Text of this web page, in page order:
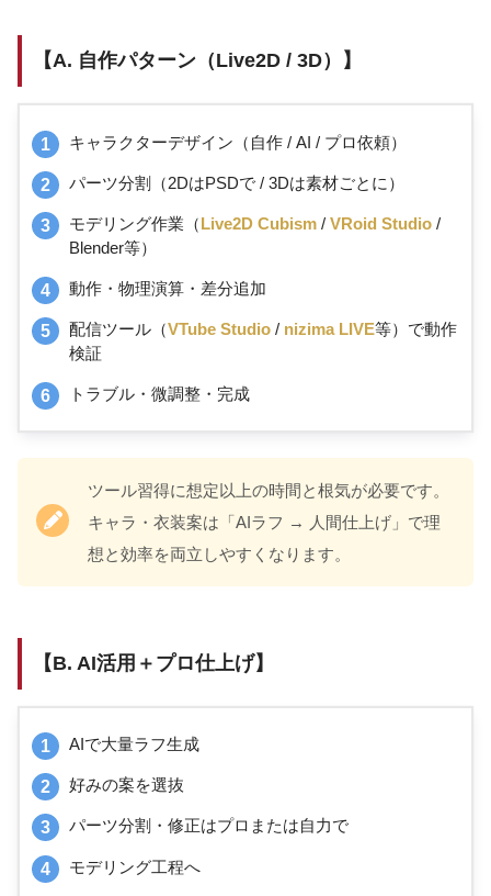
【A. 自作パターン（Live2D / 3D）】
キャラクターデザイン（自作 / AI / プロ依頼）
パーツ分割（2DはPSDで / 3Dは素材ごとに）
モデリング作業（Live2D Cubism/ VRoid Studio/
Blender等）
動作・物理演算・差分追加
配信ツール（VTube Studio/ nizima LIVE等）で動作
検証
トラブル・微調整・完成
ツール習得に想定以上の時間と根気が必要です。
キャラ・衣装案は「AIラフ → 人間仕上げ」で理
想と効率を両立しやすくなります。
【B. AI活用＋プロ仕上げ】
AIで大量ラフ生成
好みの案を選抜
パーツ分割・修正はプロまたは自力で
モデリング工程へ